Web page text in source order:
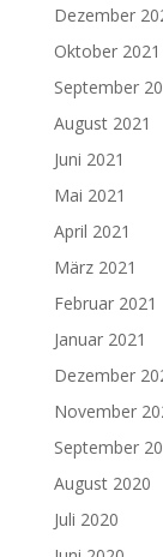
Dezember
Oktober 2021
September
August 2021
Juni 2021
Mai 2021
April 2021
März 2021
Februar 2021
Januar 2021
Dezember
November
September
August 2020
Juli 2020